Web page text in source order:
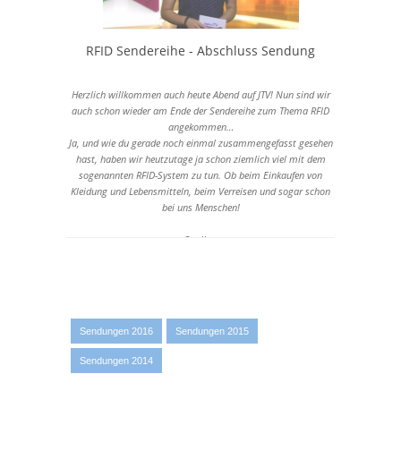
RFID Sendereihe - Abschluss Sendung
Herzlich willkommen auch heute Abend auf JTV! Nun sind wir
auch schon wieder am Ende der Sendereihe zum Thema RFID
angekommen…
Ja, und wie du gerade noch einmal zusammengefasst gesehen
hast, haben wir heutzutage ja schon ziemlich viel mit dem
sogenannten RFID-System zu tun. Ob beim Einkaufen von
Kleidung und Lebensmitteln, beim Verreisen und sogar schon
bei uns Menschen!
Quellen:
Sendungen 2016 Sendungen 2015
Sendungen 2014